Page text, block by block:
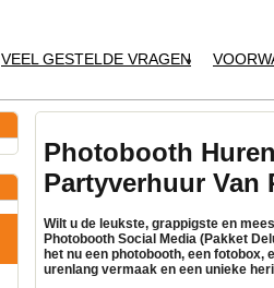
VEEL GESTELDE VRAGEN
Photobooth
Partyverhuur Van
Wilt u de leukste, grappigste en
Photobooth Social Media (Pakket
het nu een photobooth, een fotobox,
urenlang vermaak en een unieke